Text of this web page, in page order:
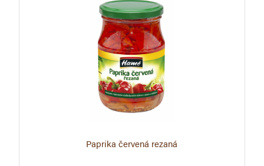
Paprika červená rezaná